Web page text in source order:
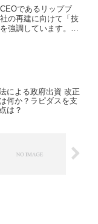
であるリップブ
の再建に向けて「技
強調しています。イ
が生じたのか、インテ
企業の利点を知るこ
による政府出資 改正
何か？ラピダスを支
は？